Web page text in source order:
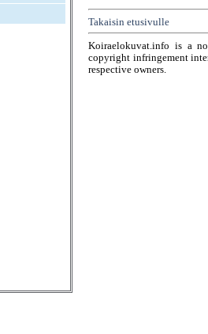
Takaisin etusivulle
Koiraelokuvat.info is a
copyright infringement
respective owners.